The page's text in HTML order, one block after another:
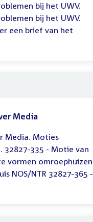
bij het UWV.
bij het UWV.
een brief van het
Media
Media. Moties
335 - Motie van
vormen omroephuizen
NOS/NTR 32827-365 -